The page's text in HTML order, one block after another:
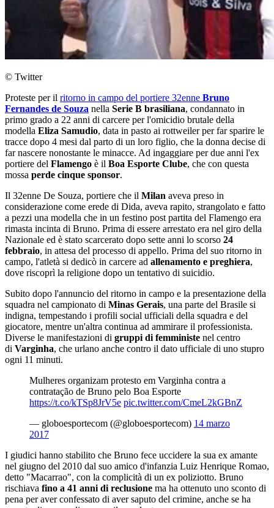
© Twitter
Proteste per il ritorno in campo del portiere 32enne Bruno
Fernandes de Souza nella Serie B brasiliana, condannato in
primo grado a 22 anni di carcere per l'omicidio brutale della
modella Eliza Samudio, data in pasto ai rottweiler per far sparire le
tracce dopo 4 mesi dal parto di un loro figlio, che la donna decise di
far nascere nonostante le minacce. Ad ingaggiare per due anni l'ex
portiere del Flamengo è il Boa Esporte Clube, che con questa
mossa perde cinque sponsor.
Il 32enne De Souza, portiere che il Milan aveva preso in
considerazione come erede di Dida, aveva rapito, strangolato e fatto
a pezzi una modella che in un festino post partita del Flamengo era
rimasta incinta di Bruno. Prima di essere arrestato era nel giro della
Nazionale ed è stato scarcerato dopo sette anni lo scorso 24
febbraio, in attesa del processo di appello. Prima del suo ritorno in
campo, l'atletà si dedicò in carcere ad allenamento e preghiera,
dove riscoprì la religione dopo un tentativo di suicidio.
Subito dopo l'annuncio del ritorno in campo e la presentazione della
squadra nel campionato di Minas Gerais, una parte del Brasile si
indigna, tempestando i profili social ufficiali della squadra e del
giocatore, mentre un'altra continua ad ammirare il professionista.
Diverse le manifestazioni di gruppi di femministe nel centro
di Varginha, che urlano anche contro il dato ufficiale di uno stupro
ogni 11 minuti.
Mulheres organizam protesto em Varginha contra a
contratação de Bruno pelo Boa Esporte
https://t.co/kTSp8JrV5e pic.twitter.com/CmeL2kGBnZ
— globoesportecom (@globoesportecom) 14 marzo
2017
I giudici hanno stabilito che Bruno fece uccidere la sua ex amante
nel giugno del 2010 dal suo amico d'infanzia Luiz Henrique Romao,
detto "Macarrao", con la complicità di un ex poliziotto. Bruno
rischiava fino a 41 anni di reclusione ma ha ottenuto uno sconto di
pena per aver confessato di aver saputo del crimine, anche se ha